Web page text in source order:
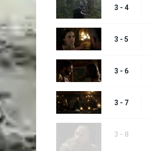
3 - 4
3 - 5
3 - 6
3 - 7
3 - 8